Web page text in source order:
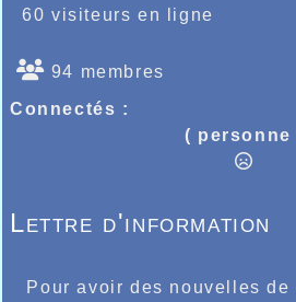
60 visiteurs en ligne
94 membres
Connectés :
( personne
Lettre d'information
Pour avoir des nouvelles